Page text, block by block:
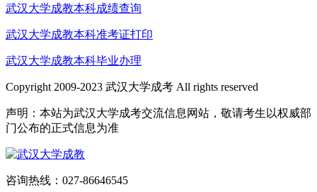
武汉大学成教本科成绩查询
武汉大学成教本科准考证打印
武汉大学成教本科毕业办理
Copyright 2009-2023 武汉大学成考 All rights reserved
声明：本站为武汉大学成考交流信息网站，敬请考生以权威部
门公布的正式信息为准
咨询热线：027-86646545